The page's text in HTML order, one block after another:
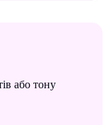
або тону